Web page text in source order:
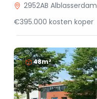
2952AB Alblasserdam
€395.000 kosten koper
48m²